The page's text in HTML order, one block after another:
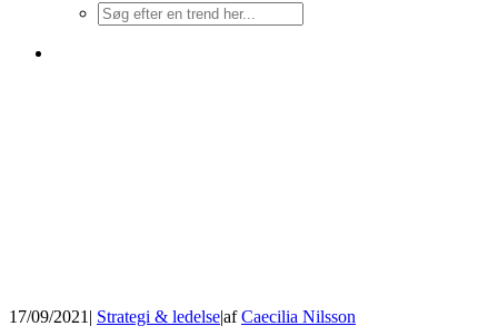
17/09/2021 | Strategi & ledelse|afCaecilia Nilsson